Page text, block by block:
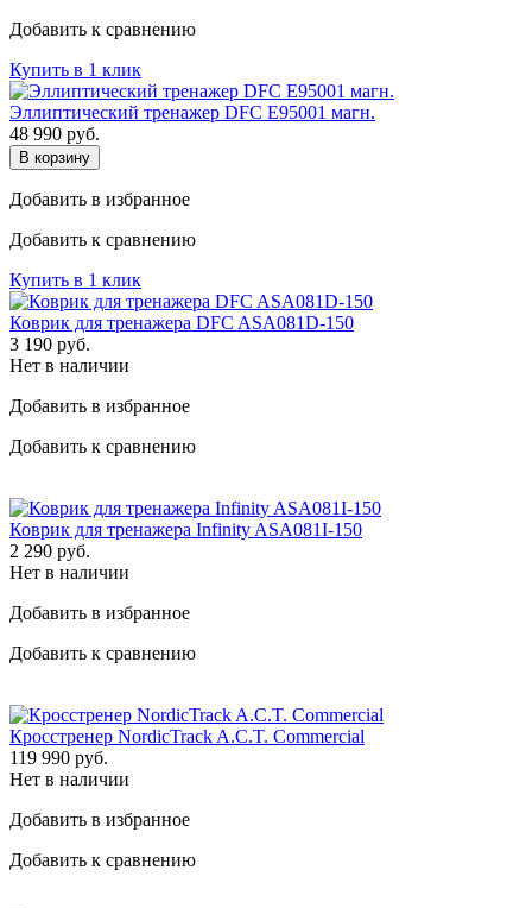
Добавить к сравнению
Купить в 1 клик
Эллиптический тренажер DFC E95001 магн.
48 990 руб.
В корзину
Добавить в избранное
Добавить к сравнению
Купить в 1 клик
Коврик для тренажера DFC ASA081D-150
3 190 руб.
Нет в наличии
Добавить в избранное
Добавить к сравнению
Коврик для тренажера Infinity ASA081I-150
2 290 руб.
Нет в наличии
Добавить в избранное
Добавить к сравнению
Кросстренер NordicTrack A.C.T. Commercial
119 990 руб.
Нет в наличии
Добавить в избранное
Добавить к сравнению